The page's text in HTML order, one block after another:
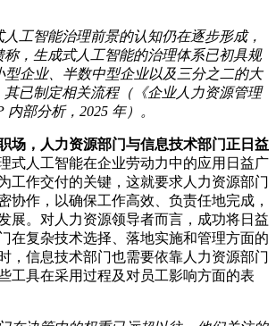
工智能治理前景的认知仍在逐步形成，
称，生成式人工智能的治理体系已初具规
型企业、半数中型企业以及三分之二的大
其已制定相关流程（《企业人力资源管理
内部分析，2025 年）。
场，人力资源部门与信息技术部门正日益
式人工智能在企业劳动力中的应用日益广
工作交付的关键，这就要求人力资源部门
协作，以确保工作高效、负责任地完成，
展。对人力资源领导者而言，成功将日益
在复杂技术选择、落地实施和管理方面的
，信息技术部门也需要依靠人力资源部门
工具在采用过程及对员工影响方面的表